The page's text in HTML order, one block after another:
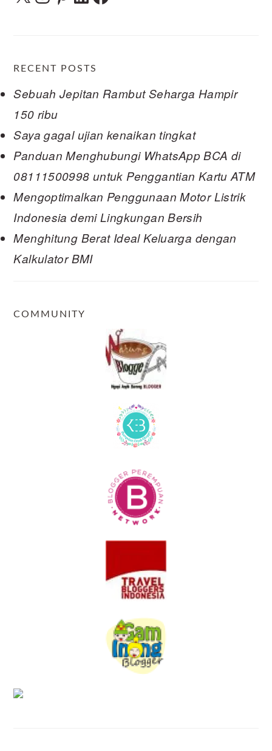
RECENT POSTS
Sebuah Jepitan Rambut Seharga Hampir
150 ribu
Saya gagal ujian kenaikan tingkat
Panduan Menghubungi WhatsApp BCA di
08111500998 untuk Penggantian Kartu ATM
Mengoptimalkan Penggunaan Motor Listrik
Indonesia demi Lingkungan Bersih
Menghitung Berat Ideal Keluarga dengan
Kalkulator BMI
COMMUNITY